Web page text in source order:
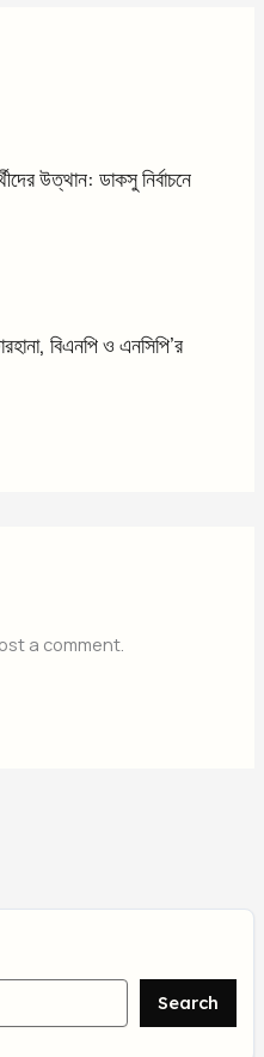
উত্থান: ডাকসু নির্বাচনে
বিএনপি ও এনসিপি’র
a comment.
Search